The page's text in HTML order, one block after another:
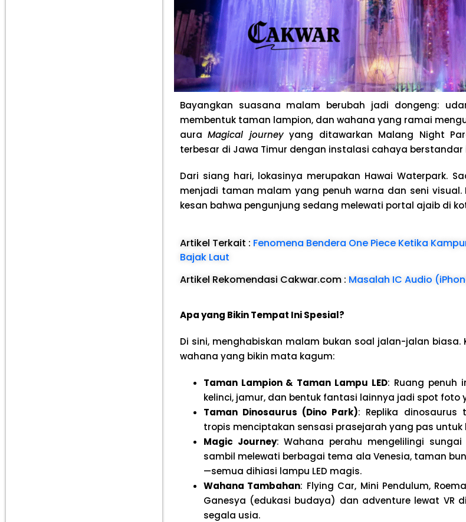
Bayangkan suasana malam berubah jadi dongeng:
membentuk taman lampion, dan wahana yang ramai
auraMagical journeyyang ditawarkan Malang Night
terbesar di Jawa Timur dengan instalasi cahaya berstandar
Dari siang hari, lokasinya merupakan Hawai Waterpark.
menjadi taman malam yang penuh warna dan seni visual.
kesan bahwa pengunjung sedang melewati portal ajaib di
Artikel Terkait : Fenomena Bendera One Piece Ketika
Bajak Laut
Artikel Rekomendasi Cakwar.com : Masalah IC Audio
Apa yang Bikin Tempat Ini Spesial?
Di sini, menghabiskan malam bukan soal jalan-jalan biasa.
wahana yang bikin mata kagum:
Taman Lampion & Taman Lampu LED: Ruang penuh
kelinci, jamur, dan bentuk fantasi lainnya jadi spot foto
Taman Dinosaurus (Dino Park): Replika
tropis menciptakan sensasi prasejarah yang pas untuk
Magic Journey: Wahana perahu mengelilingi
sambil melewati berbagai tema ala Venesia, taman
—semua dihiasi lampu LED magis.
Wahana Tambahan: Flying Car, Mini Pendulum,
Ganesya (edukasi budaya) dan adventure lewat VR
segala usia.